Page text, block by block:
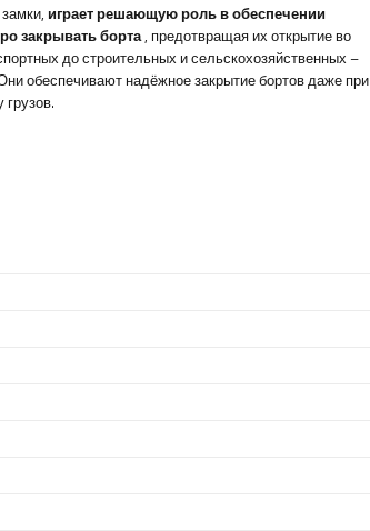
играет решающую роль в обеспечении
закрывать борта, предотвращая их открытие во
до строительных и сельскохозяйственных –
обеспечивают надёжное закрытие бортов даже при